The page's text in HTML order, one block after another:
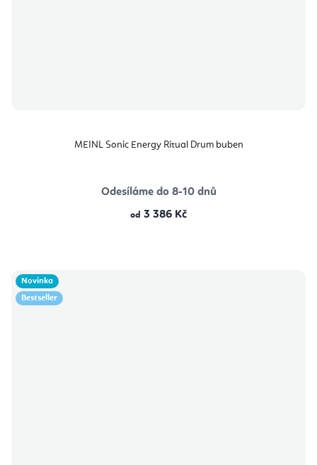
MEINL Sonic Energy Ritual Drum buben
Odesíláme do 8-10 dnů
od 3 386 Kč
Novinka
Bestseller